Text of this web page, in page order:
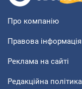
Про компанію
Правова інформація
Реклама на сайті
Редакційна політика